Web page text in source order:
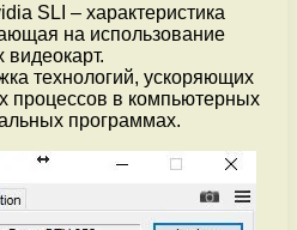
SLI – характеристика
на использование
видеокарт.
технологий, ускоряющих
процессов в компьютерных
программах.